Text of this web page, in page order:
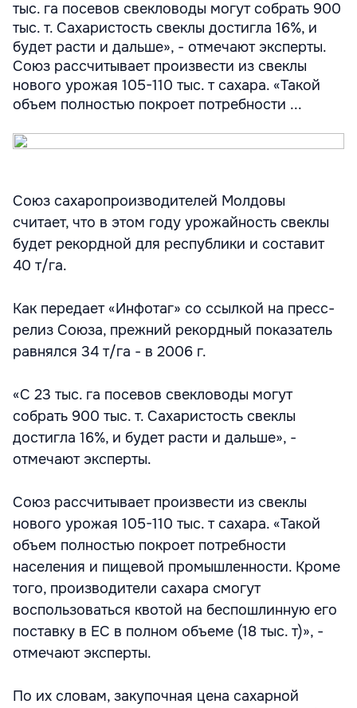
тыс. га посевов свекловоды могут собрать 900
тыс. т. Сахаристость свеклы достигла 16%, и
будет расти и дальше», - отмечают эксперты.
Союз рассчитывает произвести из свеклы
нового урожая 105-110 тыс. т сахара. «Такой
объем полностью покроет потребности ...
Союз сахаропроизводителей Молдовы
считает, что в этом году урожайность свеклы
будет рекордной для республики и составит
40 т/га.
Как передает «Инфотаг» со ссылкой на пресс-
релиз Союза, прежний рекордный показатель
равнялся 34 т/га - в 2006 г.
«С 23 тыс. га посевов свекловоды могут
собрать 900 тыс. т. Сахаристость свеклы
достигла 16%, и будет расти и дальше», -
отмечают эксперты.
Союз рассчитывает произвести из свеклы
нового урожая 105-110 тыс. т сахара. «Такой
объем полностью покроет потребности
населения и пищевой промышленности. Кроме
того, производители сахара смогут
воспользоваться квотой на беспошлинную его
поставку в ЕС в полном объеме (18 тыс. т)», -
отмечают эксперты.
По их словам, закупочная цена сахарной